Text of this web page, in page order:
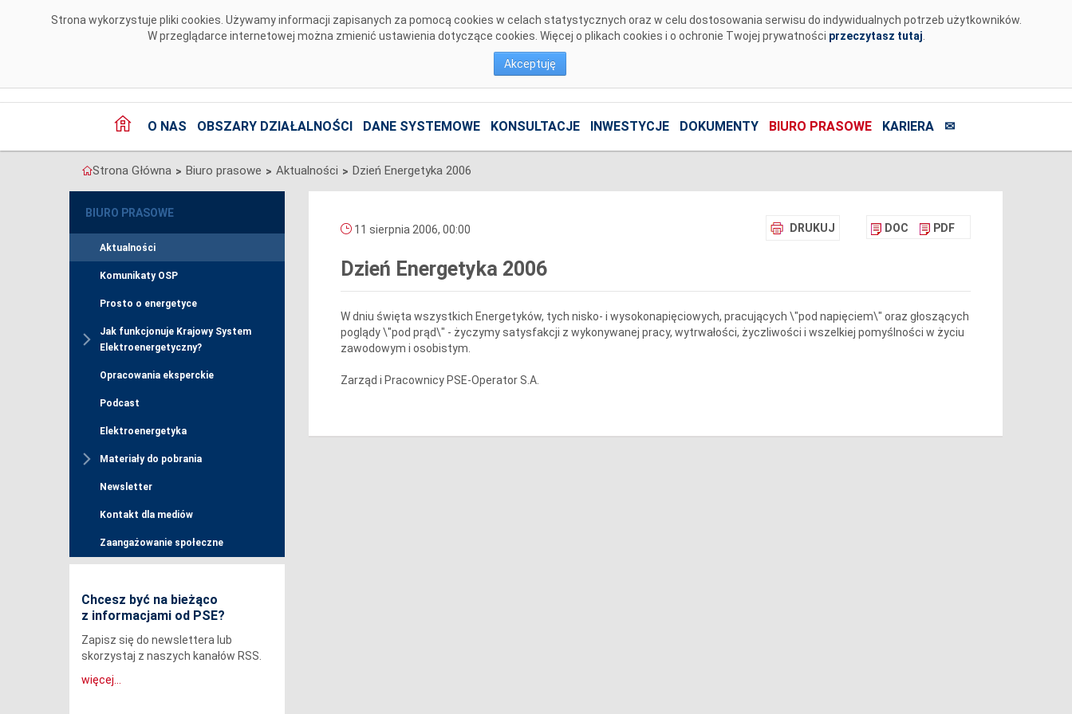
Strona wykorzystuje pliki cookies. Używamy informacji zapisanych za pomocą cookies w celach statystycznych oraz w celu dostosowania serwisu do indywidualnych potrzeb użytkowników.
W przeglądarce internetowej można zmienić ustawienia dotyczące cookies. Więcej o plikach cookies i o ochronie Twojej prywatności przeczytasz tutaj
Akceptuję
O NAS OBSZARY DZIAŁALNOŚCI DANE SYSTEMOWE KONSULTACJE INWESTYCJE DOKUMENTY BIURO PRASOWE KARIERA ✉
Strona Główna > Biuro prasowe > Aktualności > Dzień Energetyka 2006
BIURO PRASOWE
Aktualności
Komunikaty OSP
Prosto o energetyce
Jak funkcjonuje Krajowy System
Elektroenergetyczny?
Opracowania eksperckie
Podcast
Elektroenergetyka
Materiały do pobrania
Newsletter
Kontakt dla mediów
Zaangażowanie społeczne
Chcesz być na bieżąco
z informacjami od PSE?
Zapisz się do newslettera lub
skorzystaj z naszych kanałów RSS.
więcej...
DRUKUJ DOC PDF
11 sierpnia 2006, 00:00
Dzień Energetyka 2006
W dniu święta wszystkich Energetyków, tych nisko- i wysokonapięciowych, pracujących \"pod napięciem\" oraz głoszących
poglądy \"pod prąd\" - życzymy satysfakcji z wykonywanej pracy, wytrwałości, życzliwości i wszelkiej pomyślności w życiu
zawodowym i osobistym.
Zarząd i Pracownicy PSE-Operator S.A.